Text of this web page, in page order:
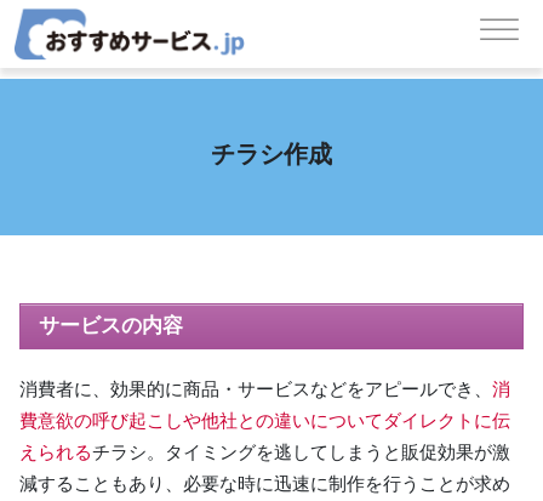
コンテンツへスキップ
メインナビゲーション
チラシ作成
サービスの内容
消費者に、効果的に商品・サービスなどをアピールでき、消
費意欲の呼び起こしや他社との違いについてダイレクトに伝
えられるチラシ。タイミングを逃してしまうと販促効果が激
減することもあり、必要な時に迅速に制作を行うことが求め